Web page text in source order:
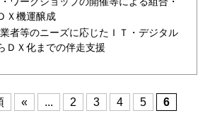
Ｘ機運醸成
者等のニーズに応じたＩＴ・デジタル
ＤＸ化までの伴走支援
« ... 2 3 4 5 6